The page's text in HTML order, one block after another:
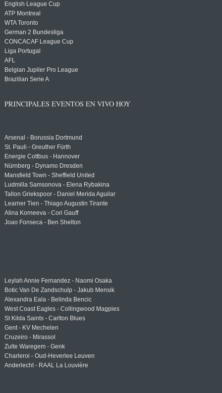
English League Cup
ATP Montreal
WTA Toronto
German 2 Bundesliga
CONCACAF League Cup
Liga Portugal
AFL
Belgian Jupiler Pro League
Brazilian Serie A
PRINCIPALES EVENTOS EN VIVO HOY
Arsenal - Borussia Dortmund
St. Pauli - Greuther Fürth
Energie Cottbus - Hannover
Nürnberg - Dynamo Dresden
Mansfield Town - Sheffield United
Ludmilla Samsonova - Elena Rybakina
Tallon Griekspoor - Daniel Merida Aguilar
Learner Tien - Thiago Augustin Tirante
Alina Korneeva - Cori Gauff
Joao Fonseca - Ben Shelton
Leylah Annie Fernandez - Naomi Osaka
Botic Van De Zandschulp - Jakub Mensik
Alexandra Eala - Belinda Bencic
West Coast Eagles - Collingwood Magpies
St Kilda Saints - Carlton Blues
Gent - KV Mechelen
Cruzeiro - Mirassol
Zulte Waregem - Genk
Charleroi - Oud-Heverlee Leuven
Anderlecht - RAAL La Louvière